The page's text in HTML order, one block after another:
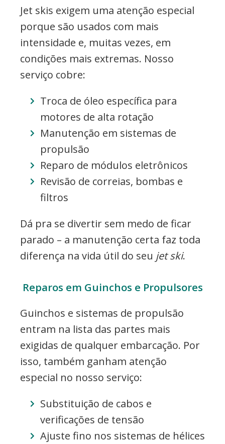
Jet skis exigem uma atenção especial
porque são usados com mais
intensidade e, muitas vezes, em
condições mais extremas. Nosso
serviço cobre:
Troca de óleo específica para
motores de alta rotação
Manutenção em sistemas de
propulsão
Reparo de módulos eletrônicos
Revisão de correias, bombas e
filtros
Dá pra se divertir sem medo de ficar
parado – a manutenção certa faz toda
diferença na vida útil do seu jet ski.
Reparos em Guinchos e Propulsores
Guinchos e sistemas de propulsão
entram na lista das partes mais
exigidas de qualquer embarcação. Por
isso, também ganham atenção
especial no nosso serviço:
Substituição de cabos e
verificações de tensão
Ajuste fino nos sistemas de hélices